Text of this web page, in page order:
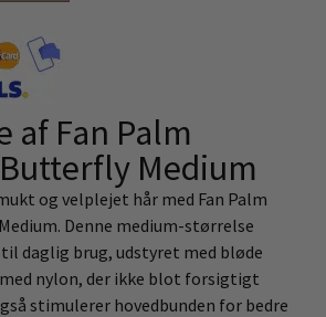
af Fan Palm
Medium
og velplejet hår med Fan Palm
Denne medium-størrelse
daglig brug, udstyret med bløde
nylon, der ikke blot forsigtigt
stimulerer hovedbunden for bedre